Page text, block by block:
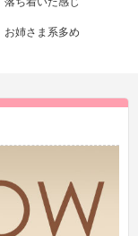
お姉さま系多め